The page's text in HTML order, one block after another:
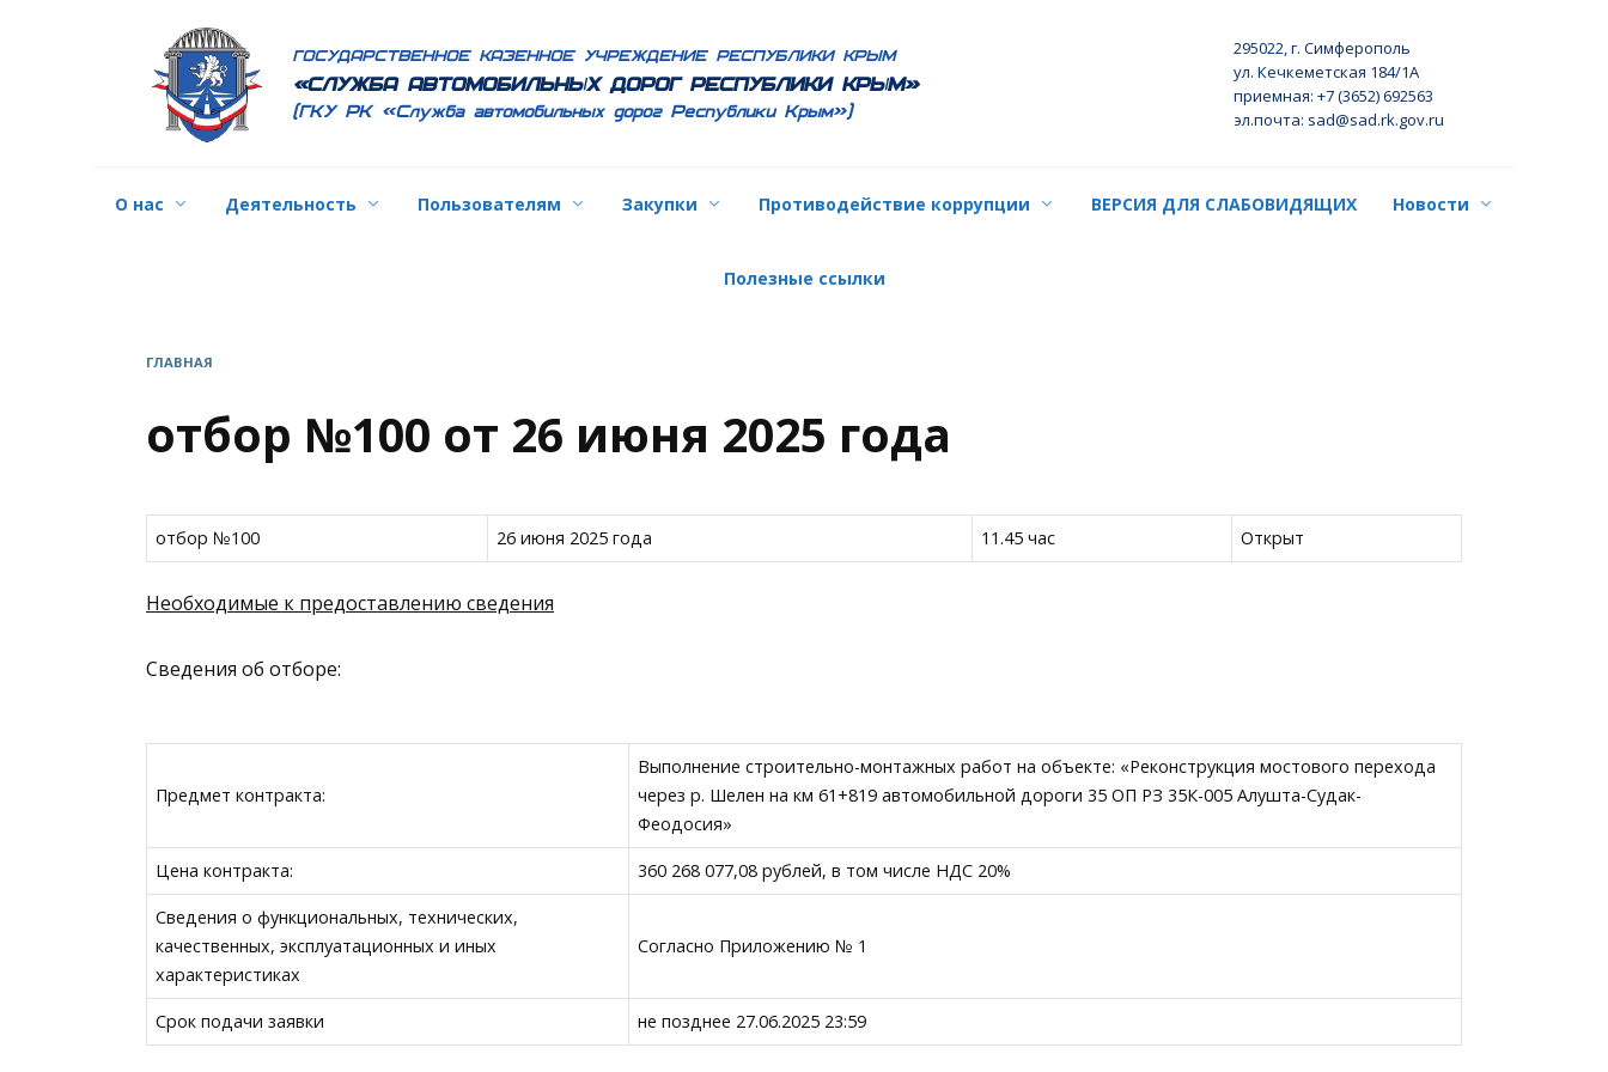
ГОСУДАРСТВЕННОЕ КАЗЕННОЕ УЧРЕЖДЕНИЕ РЕСПУБЛИКИ КРЫМ
«СЛУЖБА АВТОМОБИЛЬНЫХ ДОРОГ РЕСПУБЛИКИ КРЫМ»
(ГКУ РК «Служба автомобильных дорог Республики Крым»)
295022, г. Симферополь
ул. Кечкеметская 184/1А
приемная: +7 (3652) 692563
эл.почта: sad@sad.rk.gov.ru
О нас Деятельность Пользователям Закупки Противодействие коррупции ВЕРСИЯ ДЛЯ СЛАБОВИДЯЩИХ Новости
Полезные ссылки
ГЛАВНАЯ
отбор №100 от 26 июня 2025 года
отбор №100 26 июня 2025 года 11.45 час Открыт
Необходимые к предоставлению сведения
Сведения об отборе:
Предмет контракта:
Выполнение строительно-монтажных работ на объекте: «Реконструкция мостового перехода
через р. Шелен на км 61+819 автомобильной дороги 35 ОП РЗ 35К-005 Алушта-Судак-
Феодосия»
Цена контракта: 360 268 077,08 рублей, в том числе НДС 20%
Сведения о функциональных, технических,
качественных, эксплуатационных и иных
характеристиках
Согласно Приложению № 1
Срок подачи заявки не позднее 27.06.2025 23:59